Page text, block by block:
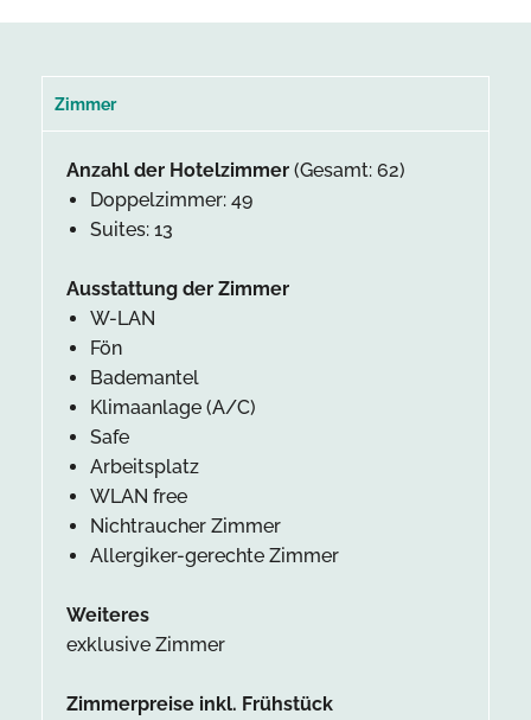
Zimmer
Anzahl der Hotelzimmer (Gesamt: 62)
Doppelzimmer: 49
Suites: 13
Ausstattung der Zimmer
W-LAN
Fön
Bademantel
Klimaanlage (A/C)
Safe
Arbeitsplatz
WLAN free
Nichtraucher Zimmer
Allergiker-gerechte Zimmer
Weiteres
exklusive Zimmer
Zimmerpreise inkl. Frühstück